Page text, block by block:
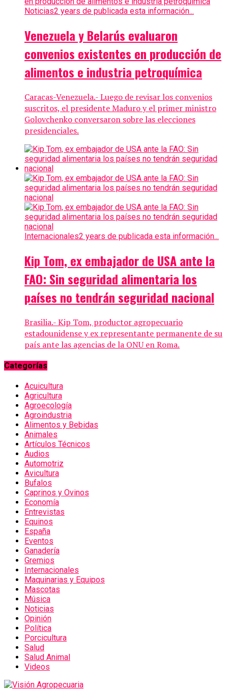
Noticias2 years de publicada esta información...
Venezuela y Belarús evaluaron
convenios existentes en producción de
alimentos e industria petroquímica
Caracas-Venezuela.- Luego de revisar los convenios
suscritos, el presidente Maduro y el primer ministro
Golovchenko conversaron sobre las elecciones
presidenciales.
Internacionales2 years de publicada esta información...
Kip Tom, ex embajador de USA ante la
FAO: Sin seguridad alimentaria los
países no tendrán seguridad nacional
Brasilia.- Kip Tom, productor agropecuario
estadounidense y ex representante permanente de su
país ante las agencias de la ONU en Roma.
Categorías
Acuicultura
Agricultura
Agroecología
Agroindustria
Alimentos y Bebidas
Animales
Artículos Técnicos
Audios
Automotriz
Avicultura
Bufalos
Caprinos y Ovinos
Economía
Entrevistas
Equinos
España
Eventos
Ganadería
Gremios
Internacionales
Maquinarias y Equipos
Mascotas
Música
Noticias
Opinión
Política
Porcicultura
Salud
Salud Animal
Videos